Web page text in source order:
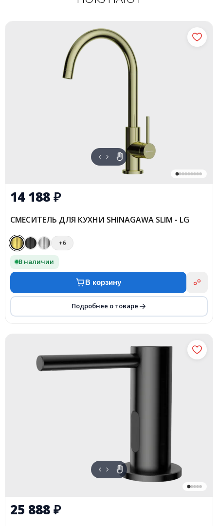
14 188₽
СМЕСИТЕЛЬ ДЛЯ КУХНИ SHINAGAWA SLIM - LG
+6
В наличии
В корзину
Подробнее о товаре
25 888₽